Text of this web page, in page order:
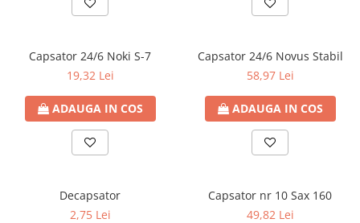
Prize si prelungitoare
Tabla Interactiva
Capsator 24/6 Noki S-7
19,32 Lei
ADAUGA IN COS
Capsator 24/6 Novus Stabil
58,97 Lei
ADAUGA IN COS
Decapsator
2,75 Lei
Capsator nr 10 Sax 160
49,82 Lei